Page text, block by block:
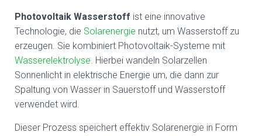
Photovoltaik Wasserstoff ist eine innovative
Technologie, die Solarenergie nutzt, um Wasserstoff zu
erzeugen. Sie kombiniert Photovoltaik-Systeme mit
Wasserelektrolyse. Hierbei wandeln Solarzellen
Sonnenlicht in elektrische Energie um, die dann zur
Spaltung von Wasser in Sauerstoff und Wasserstoff
verwendet wird.
Dieser Prozess speichert effektiv Solarenergie in Form